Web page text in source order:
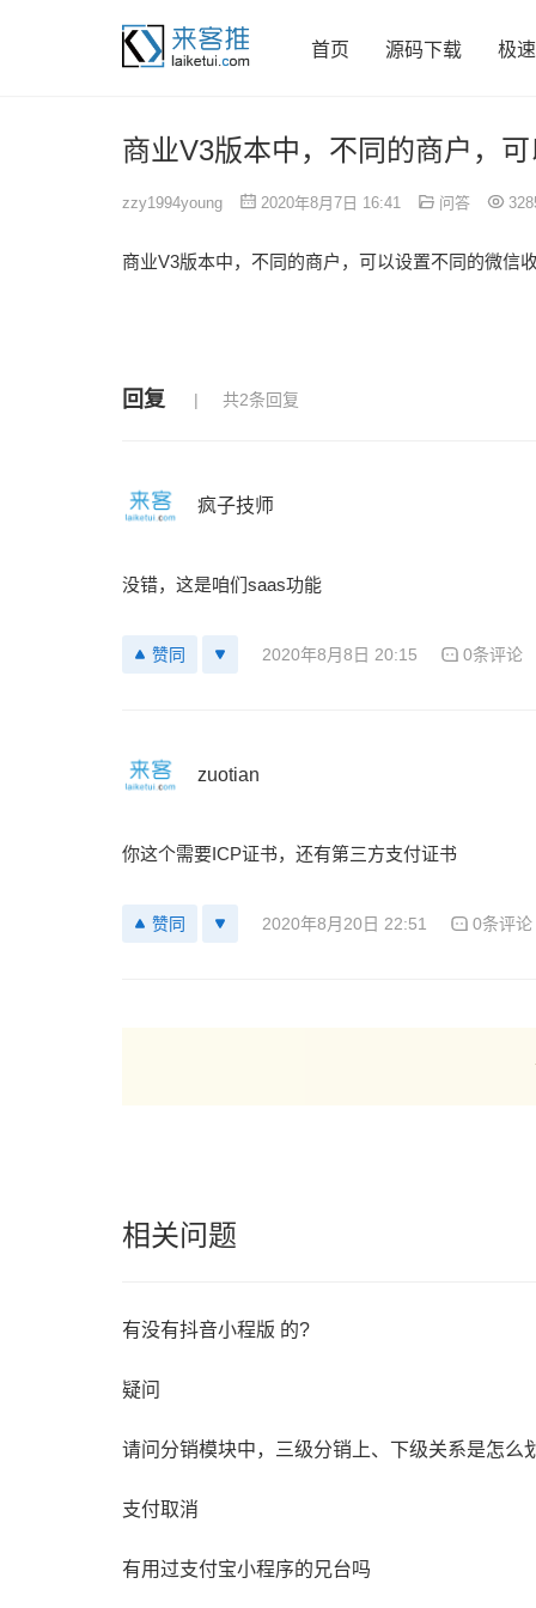
首页 源码下载 极
商业V3版本中，不同的商户，
zzy1994young 2020年8月7日 16:41 问答
商业V3版本中，不同的商户，可以设置不同的微信
回复 共2条回复
疯子技师
没错，这是咱们saas功能
赞同 2020年8月8日 20:15 0条评论
zuotian
你这个需要ICP证书，还有第三方支付证书
赞同 2020年8月20日 22:51 0条评论
相关问题
有没有抖音小程版 的?
疑问
请问分销模块中，三级分销上、下级关系是怎么
支付取消
有用过支付宝小程序的兄台吗